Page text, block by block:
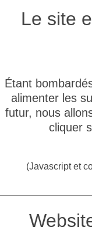
Le site
Étant
alimenter les
futur, nous
cliquer
(Javascript et